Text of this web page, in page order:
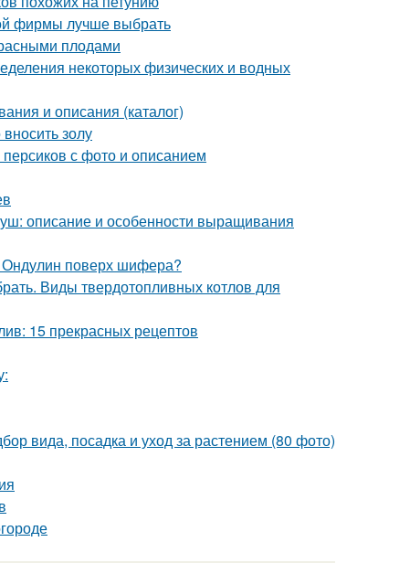
фирмы лучше выбрать
плодами
некоторых физических и водных
и описания (каталог)
золу
с фото и описанием
описание и особенности выращивания
поверх шифера?
Виды твердотопливных котлов для
15 прекрасных рецептов
вида, посадка и уход за растением (80 фото)